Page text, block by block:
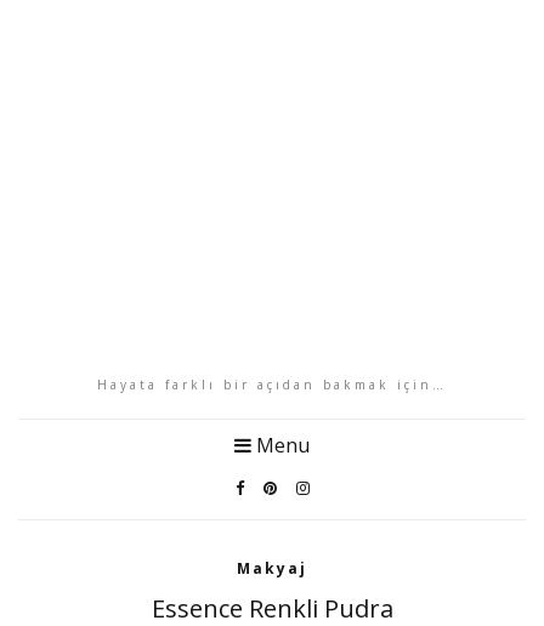
Hayata farklı bir açıdan bakmak için…
Menu
Makyaj
Essence Renkli Pudra